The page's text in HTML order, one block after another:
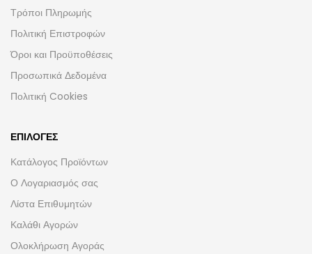
Τρόποι Πληρωμής
Πολιτική Επιστροφών
Όροι και Προϋποθέσεις
Προσωπικά Δεδομένα
Πολιτική Cookies
ΕΠΙΛΟΓΈΣ
Κατάλογος Προϊόντων
Ο Λογαριασμός σας
Λίστα Επιθυμητών
Καλάθι Αγορών
Ολοκλήρωση Αγοράς